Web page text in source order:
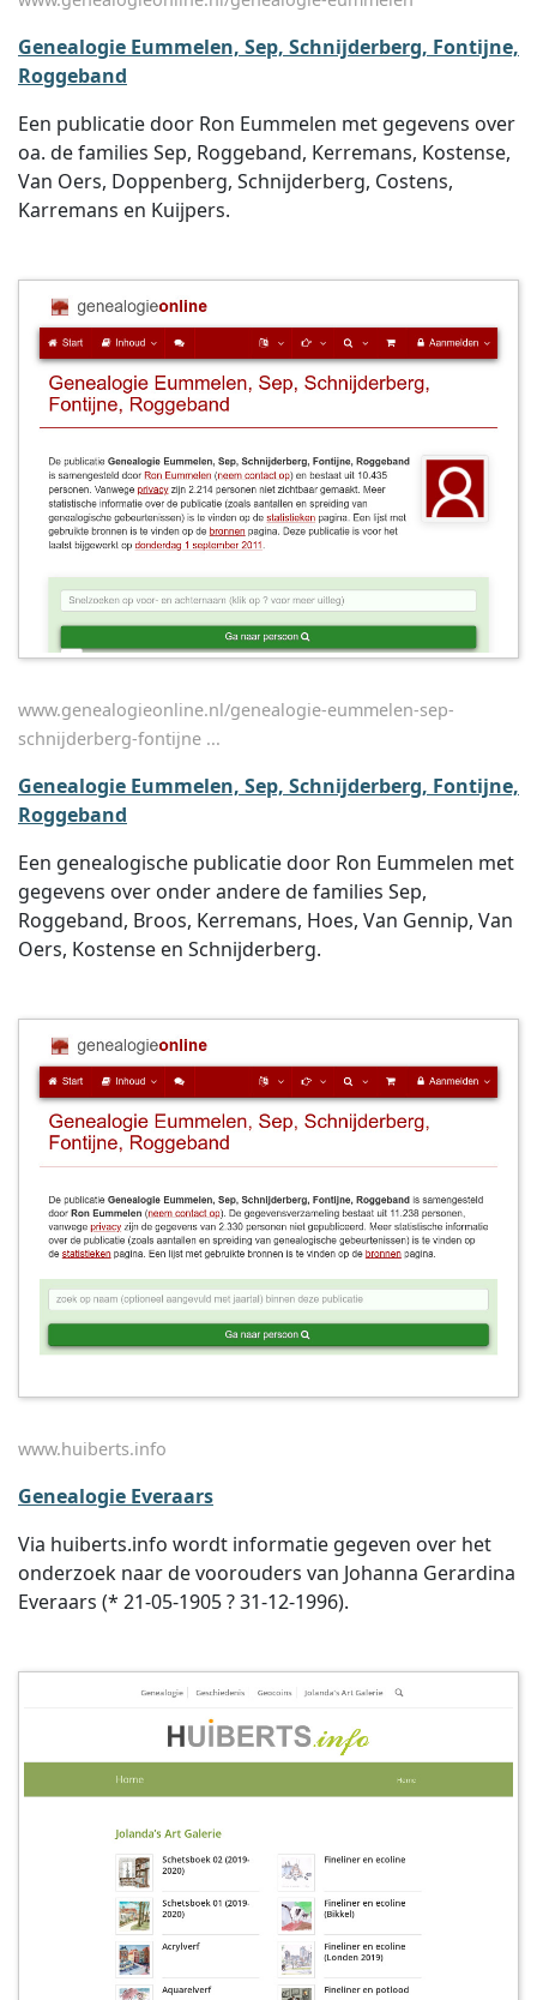
Genealogie Eummelen, Sep, Schnijderberg, Fontijne,
Roggeband
Een publicatie door Ron Eummelen met gegevens over
oa. de families Sep, Roggeband, Kerremans, Kostense,
Van Oers, Doppenberg, Schnijderberg, Costens,
Karremans en Kuijpers.
www.genealogieonline.nl/genealogie-eummelen-sep-
schnijderberg-fontijne ...
Genealogie Eummelen, Sep, Schnijderberg, Fontijne,
Roggeband
Een genealogische publicatie door Ron Eummelen met
gegevens over onder andere de families Sep,
Roggeband, Broos, Kerremans, Hoes, Van Gennip, Van
Oers, Kostense en Schnijderberg.
www.huiberts.info
Genealogie Everaars
Via huiberts.info wordt informatie gegeven over het
onderzoek naar de voorouders van Johanna Gerardina
Everaars (* 21-05-1905 ? 31-12-1996).